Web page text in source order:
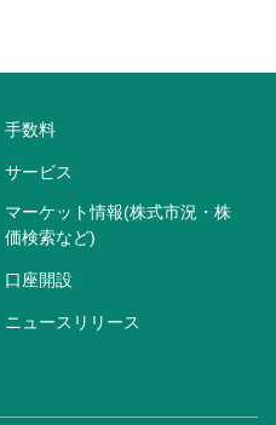
手数料
サービス
マーケット情報(株式市況・株
価検索など)
口座開設
ニュースリリース